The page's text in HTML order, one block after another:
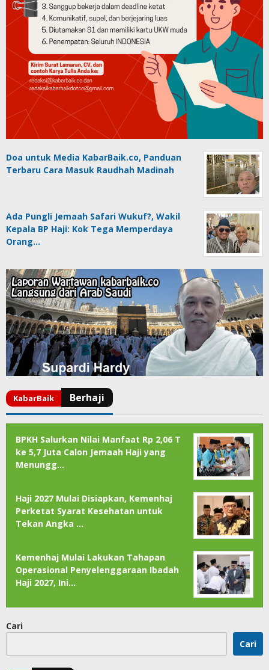
Doa untuk Media KabarBaik.co, Panduan
Terbaru Cara Masuk Raudhah Madinah
Ada Pungli Jemaah Safari Wukuf?, Wakil
Kepala BP Haji: Kok Tega Memperdaya
Orang…
BPKH Salurkan Nilai Manfaat Rp 2,06 T
ke 5,7 Juta Calon Jemaah Haji yang
Menungg…
Haji 2027 Mulai Disiapkan, Kemenhaj
Perketat Syarat Kesehatan untuk
Tekan Angka …
Kemenhaj Mulai Lakukan Tahapan
Operasional Penyelenggaraan Ibadah
Haji 2027, Ini…
Cari
Cari